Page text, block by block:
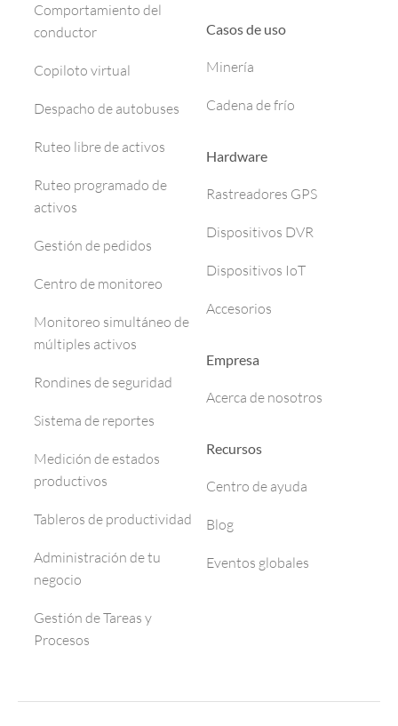
Comportamiento del
conductor
Copiloto virtual
Despacho de autobuses
Ruteo libre de activos
Ruteo programado de
activos
Gestión de pedidos
Centro de monitoreo
Monitoreo simultáneo de
múltiples activos
Rondines de seguridad
Sistema de reportes
Medición de estados
productivos
Tableros de productividad
Administración de tu
negocio
Gestión de Tareas y
Procesos
Casos de uso
Minería
Cadena de frío
Hardware
Rastreadores GPS
Dispositivos DVR
Dispositivos IoT
Accesorios
Empresa
Acerca de nosotros
Recursos
Centro de ayuda
Blog
Eventos globales